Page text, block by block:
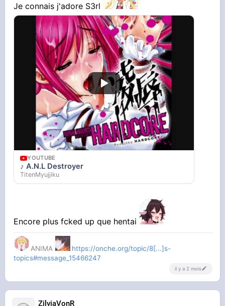
YOUTUBE
Vidéo YouTube
Je connais j'adore S3rl
YOUTUBE
♪ A.N.L Destroyer
TitenMyujjiku
Encore plus fcked up que hentai
ANIMA
https://onche.org/topic/8[...]s-
topics#message_15466247
il y a 2 mois
ZilviaVonR